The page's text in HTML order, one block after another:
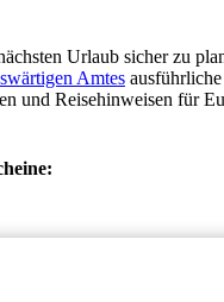
Urlaub sicher zu
Amtes
und Reisehinweisen für